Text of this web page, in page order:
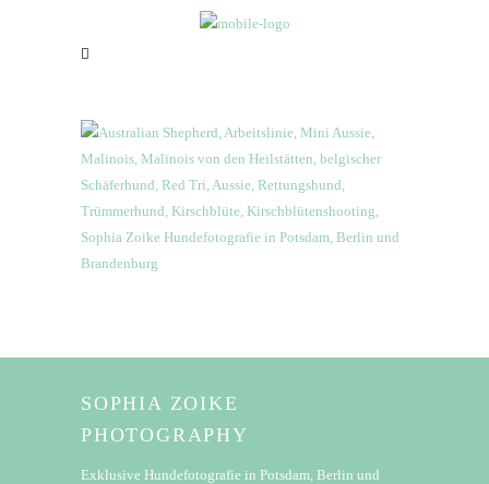
SOPHIA ZOIKE
PHOTOGRAPHY
Exklusive Hundefotografie in Potsdam, Berlin und